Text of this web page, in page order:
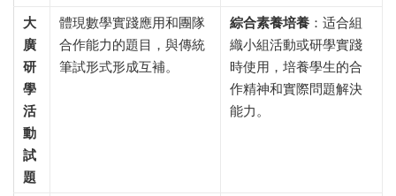
大
廣
研
學
活
動
試
題
體現數學實踐應用和團隊
合作能力的題目，與傳統
筆試形式形成互補。
綜合素養培養 ​：适合組
織小組活動或研學實踐
時使用，培養學生的合
作精神和實際問題解決
能力。